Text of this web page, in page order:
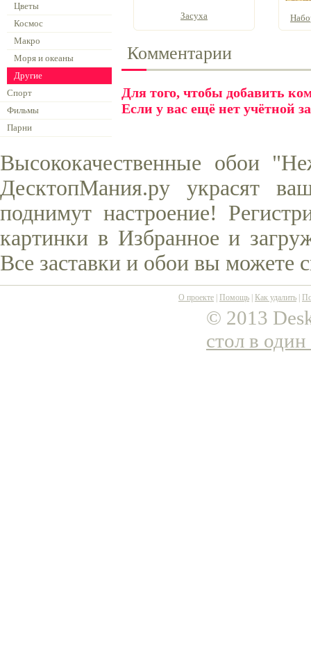
Цветы
Космос
Макро
Моря и океаны
Другие
Спорт
Фильмы
Парни
Засуха
Комментарии
Для того, чтобы добавить
Если у вас ещё нет учётной
Высококачественные обои
ДесктопМания.ру украсят
поднимут настроение!
картинки в Избранное и
Все заставки и обои вы можете
О проекте Помощь Как удалить
© 2013
стол в